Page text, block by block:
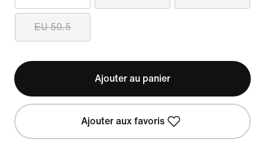
EU 50.5
Ajouter au panier
Ajouter aux favoris